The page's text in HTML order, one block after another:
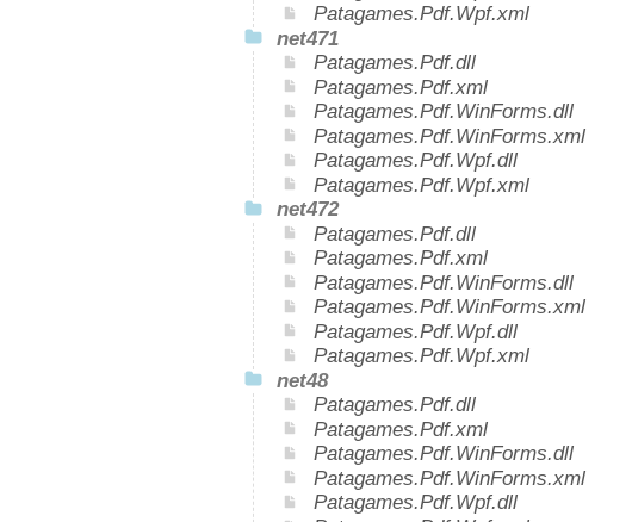
Patagames.Pdf.Wpf.xml
net471
Patagames.Pdf.dll
Patagames.Pdf.xml
Patagames.Pdf.WinForms.dll
Patagames.Pdf.WinForms.xml
Patagames.Pdf.Wpf.dll
Patagames.Pdf.Wpf.xml
net472
Patagames.Pdf.dll
Patagames.Pdf.xml
Patagames.Pdf.WinForms.dll
Patagames.Pdf.WinForms.xml
Patagames.Pdf.Wpf.dll
Patagames.Pdf.Wpf.xml
net48
Patagames.Pdf.dll
Patagames.Pdf.xml
Patagames.Pdf.WinForms.dll
Patagames.Pdf.WinForms.xml
Patagames.Pdf.Wpf.dll